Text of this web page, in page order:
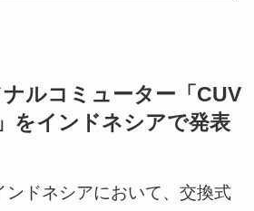
ルコミューター「CUV
をインドネシアで発表
ンドネシアにおいて、交換式